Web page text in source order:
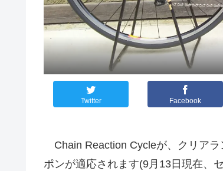
Twitter Facebook
Chain Reaction Cycleが、クリアラ
ポンが適応されます(9月13日現在、